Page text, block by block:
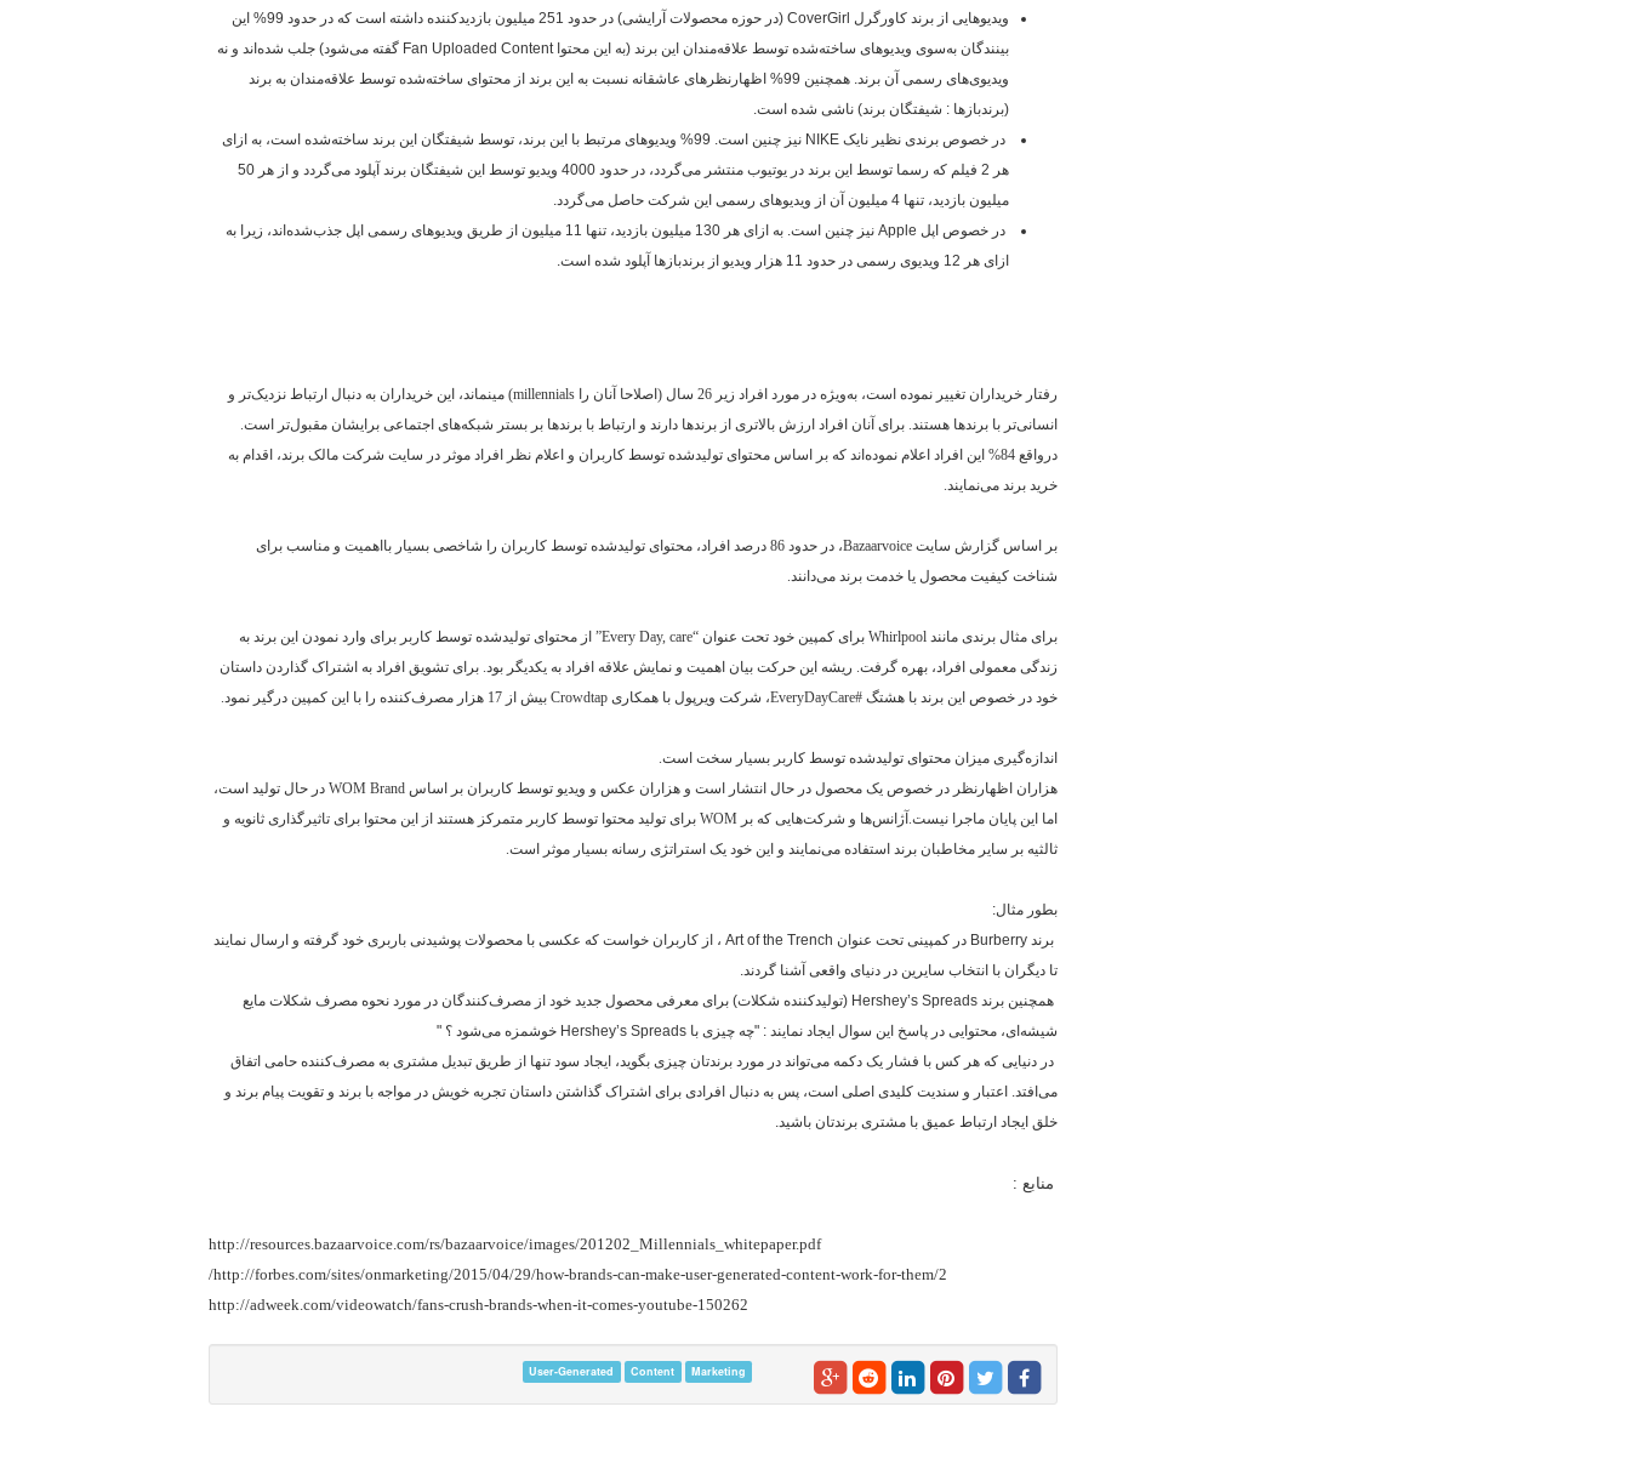
ویدیوهایی از برند کاورگرل CoverGirl
(در حوزه محصولات آرایشی) در حدود 251 میلیون بازدیدکننده داشته است که در حدود 99% این
بینندگان به‌سوی ویدیوهای ساخته‌شده توسط علاقه‌مندان این برند (به این محتواFan Uploaded Content گفته می‌شود) جلب شده‌اند و نه
ویدیوی‌های رسمی آن برند. همچنین 99% اظهارنظرهای عاشقانه نسبت به این برند از محتوای ساخته‌شده توسط علاقه‌مندان به برند
(برندبازها : شیفتگان برند) ناشی شده است.
در خصوص برندی نظیر نایک NIKE
نیز چنین است. 99% ویدیوهای مرتبط با این برند، توسط شیفتگان این برند ساخته‌شده است، به ازای
هر 2 فیلم که رسما توسط این برند در یوتیوب منتشر می‌گردد، در حدود 4000 ویدیو توسط این شیفتگان برند آپلود می‌گردد و از هر 50
میلیون بازدید، تنها 4 میلیون آن از ویدیوهای رسمی این شرکت حاصل می‌گردد.
در خصوص اپل Apple
نیز چنین است. به ازای هر 130 میلیون بازدید، تنها 11 میلیون از طریق ویدیوهای رسمی اپل جذب‌شده‌اند، زیرا به
ازای هر 12 ویدیوی رسمی در حدود 11 هزار ویدیو از برندبازها آپلود شده است.
رفتار خریداران تغییر نموده است، به‌ویژه در مورد افراد زیر 26 سال (اصلاحا آنان را millennials) مینماند، این خریداران به دنبال ارتباط نزدیک‌تر و
انسانی‌تر با برندها هستند. برای آنان افراد ارزش بالاتری از برندها دارند و ارتباط با برندها بر بستر شبکه‌های اجتماعی برایشان مقبول‌تر است.
درواقع 84% این افراد اعلام نموده‌اند که بر اساس محتوای تولیدشده توسط کاربران و اعلام نظر افراد موثر در سایت شرکت مالک برند، اقدام به
خرید برند می‌نمایند.
بر اساس گزارش سایت Bazaarvoice
، در حدود 86 درصد افراد، محتوای تولیدشده توسط کاربران را شاخصی بسیار بااهمیت و مناسب برای
شناخت کیفیت محصول یا خدمت برند می‌دانند.
برای مثال برندی مانند Whirlpool برای کمپین خود تحت عنوان “Every Day, care” از محتوای تولیدشده توسط کاربر برای وارد نمودن این برند به
زندگی معمولی افراد، بهره گرفت. ریشه این حرکت بیان اهمیت و نمایش علاقه افراد به یکدیگر بود. برای تشویق افراد به اشتراک گذاردن داستان
خود در خصوص این برند با هشتگ #EveryDayCare، شرکت ویرپول با همکاری Crowdtap بیش از 17 هزار مصرف‌کننده را با این کمپین درگیر نمود.
اندازه‌گیری میزان محتوای تولیدشده توسط کاربر بسیار سخت است.
هزاران اظهارنظر در خصوص یک محصول در حال انتشار است و هزاران عکس و ویدیو توسط کاربران بر اساس WOM Brand در حال تولید است،
اما این پایان ماجرا نیست.آژانس‌ها و شرکت‌هایی که بر WOM برای تولید محتوا توسط کاربر متمرکز هستند از این محتوا برای تاثیرگذاری ثانویه و
ثالثیه بر سایر مخاطبان برند استفاده می‌نمایند و این خود یک استراتژی رسانه بسیار موثر است.
بطور مثال:
برند Burberry در کمپینی تحت عنوان Art of the Trench ، از کاربران خواست که عکسی با محصولات پوشیدنی باربری خود گرفته و ارسال نمایند
تا دیگران با انتخاب سایرین در دنیای واقعی آشنا گردند.
همچنین برند Hershey’s Spreads (تولیدکننده شکلات) برای معرفی محصول جدید خود از مصرف‌کنندگان در مورد نحوه مصرف شکلات مایع
شیشه‌ای، محتوایی در پاسخ این سوال ایجاد نمایند : "چه چیزی با Hershey’s Spreads خوشمزه می‌شود ؟ "
در دنیایی که هر کس با فشار یک دکمه می‌تواند در مورد برندتان چیزی بگوید، ایجاد سود تنها از طریق تبدیل مشتری به مصرف‌کننده حامی اتفاق
می‌افتد. اعتبار و سندیت کلیدی اصلی است، پس به دنبال افرادی برای اشتراک گذاشتن داستان تجربه خویش در مواجه با برند و تقویت پیام برند و
خلق ایجاد ارتباط عمیق با مشتری برندتان باشید.
منابع :
http://resources.bazaarvoice.com/rs/bazaarvoice/images/201202_Millennials_whitepaper.pdf
http://forbes.com/sites/onmarketing/2015/04/29/how-brands-can-make-user-generated-content-work-for-them/2
/
http://adweek.com/videowatch/fans-crush-brands-when-it-comes-youtube-150262
User-Generated Content Marketing